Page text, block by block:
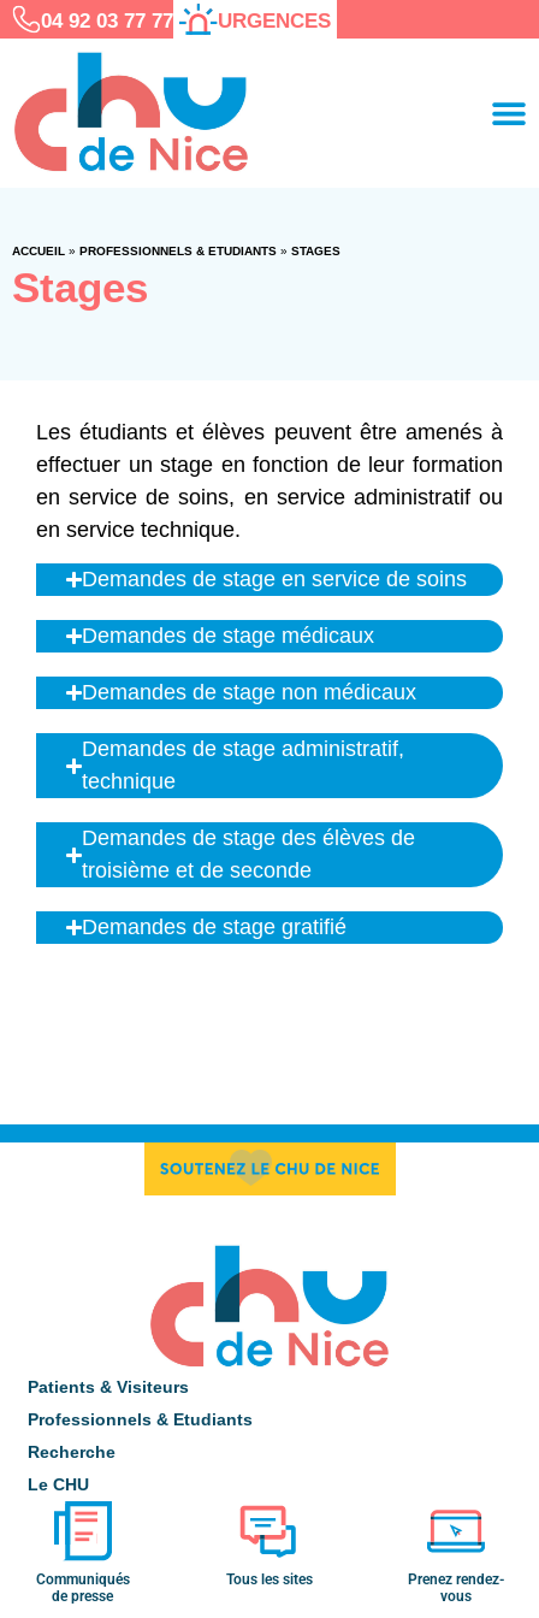
04 92 03 77 77 URGENCES
ACCUEIL » PROFESSIONNELS & ETUDIANTS » STAGES
Stages
Les étudiants et élèves peuvent être amenés à
effectuer un stage en fonction de leur formation
en service de soins, en service administratif ou
en service technique.
Demandes de stage en service de soins
Demandes de stage médicaux
Demandes de stage non médicaux
Demandes de stage administratif,
technique
Demandes de stage des élèves de
troisième et de seconde
Demandes de stage gratifié
Patients & Visiteurs
Professionnels & Etudiants
Recherche
Le CHU
Communiqués
de presse
Tous les sites
Prenez rendez-
vous